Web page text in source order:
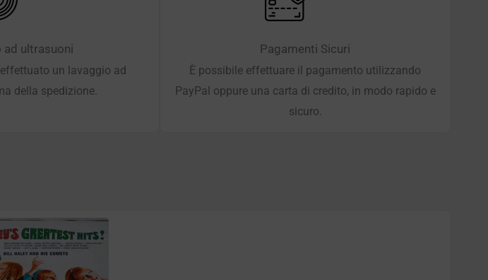
ad ultrasuoni
un lavaggio ad
della spedizione.
Pagamenti Sicuri
È possibile effettuare il pagamento utilizzando
PayPal oppure una carta di credito, in modo rapido e
sicuro.